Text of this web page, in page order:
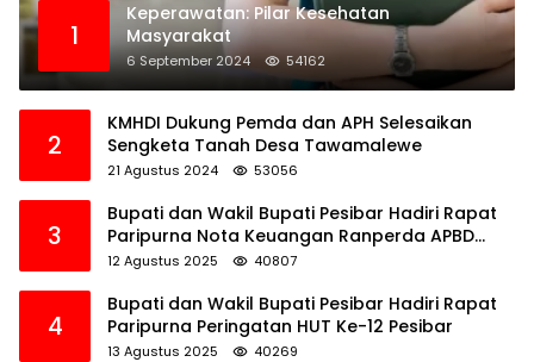
1
Keperawatan: Pilar Kesehatan
Masyarakat
6 September 2024 54162
2
KMHDI Dukung Pemda dan APH Selesaikan
Sengketa Tanah Desa Tawamalewe
21 Agustus 2024 53056
3
Bupati dan Wakil Bupati Pesibar Hadiri Rapat
Paripurna Nota Keuangan Ranperda APBD
Perubahan TA 2025
12 Agustus 2025 40807
4
Bupati dan Wakil Bupati Pesibar Hadiri Rapat
Paripurna Peringatan HUT Ke-12 Pesibar
13 Agustus 2025 40269